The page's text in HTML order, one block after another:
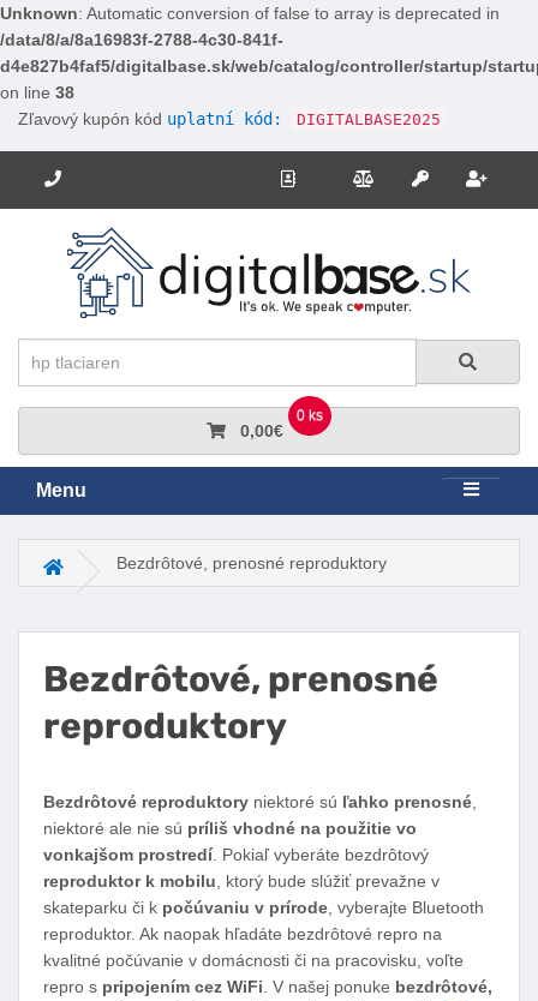
Unknown: Automatic conversion of false to array is deprecated in
/data/8/a/8a16983f-2788-4c30-841f-
d4e827b4faf5/digitalbase.sk/web/catalog/controller/startup/
on line 38
Zľavový kupón kód uplatní kód: DIGITALBASE2025
Potrebujete poradiť? Zavolajte nám. Kontakt Porovnanie
Prihlásiť sa
0 ks
0,00€
Menu
Hlavná stránkaBezdrôtové, prenosné reproduktory
Bezdrôtové, prenosné
reproduktory
Facebook
Twitter
Pinterest
LinkedIn
Tumblr
reddit
Bezdrôtové reproduktory niektoré sú ľahko prenosné
niektoré ale nie sú príliš vhodné na použitie vo
vonkajšom prostredí. Pokiaľ vyberáte bezdrôtový
reproduktor k mobilu , ktorý bude slúžiť prevažne v
skateparku či k počúvaniu v prírode , vyberajte Bluetooth
reproduktor. Ak naopak hľadáte bezdrôtové repro na
kvalitné počúvanie v domácnosti či na pracovisku, voľte
repro s pripojením cez WiFi . V našej ponuke bezdrôtové,